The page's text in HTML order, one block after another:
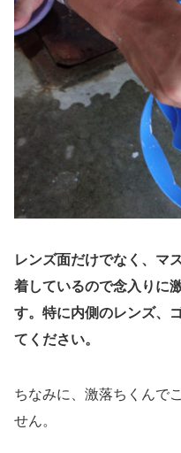
レンズ面だけでなく、マ
着しているので念入りに
す。特に内側のレンズ、
てください。
ちなみに、激落ちくんで
せん。